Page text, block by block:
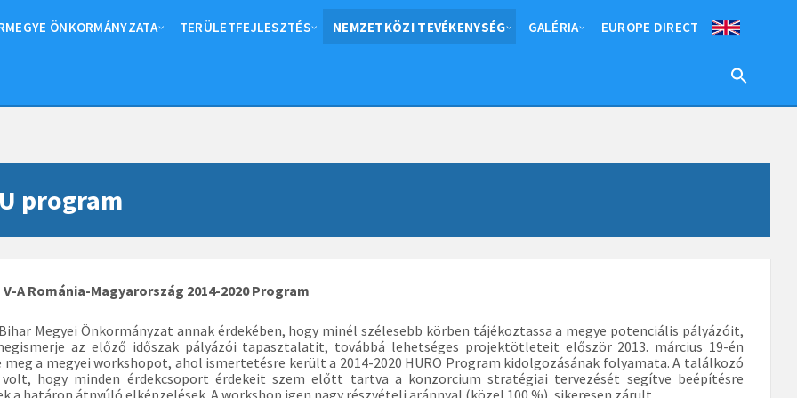
ÖNKORMÁNYZATA TERÜLETFEJLESZTÉS NEMZETKÖZI TEVÉKENYSÉG GALÉRIA EUROPE DIRECT
program
A Románia-Magyarország 2014-2020 Program
Megyei Önkormányzat annak érdekében, hogy minél szélesebb körben tájékoztassa a megye potenciális pályázóit,
az előző időszak pályázói tapasztalatit, továbbá lehetséges projektötleteit először 2013. március 19-én
meg a megyei workshopot, ahol ismertetésre került a 2014-2020 HURO Program kidolgozásának folyamata. A találkozó
hogy minden érdekcsoport érdekeit szem előtt tartva a konzorcium stratégiai tervezését segítve beépítésre
a határon átnyúló elképzelések. A workshop igen nagy részvételi aránnyal (közel 100 %), sikeresen zárult.